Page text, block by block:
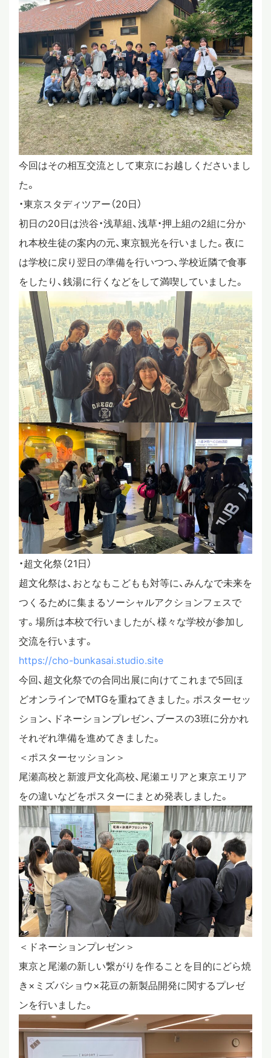
今回はその相互交流として東京にお越しくださいまし
た。
・東京スタディツアー（20日）
初日の20日は渋谷・浅草組、浅草・押上組の2組に分か
れ本校生徒の案内の元、東京観光を行いました。夜に
は学校に戻り翌日の準備を行いつつ、学校近隣で食事
をしたり、銭湯に行くなどをして満喫していました。
・超文化祭（21日）
超文化祭は、おとなもこどもも対等に、みんなで未来を
つくるために集まるソーシャルアクションフェスで
す。場所は本校で行いましたが、様々な学校が参加し
交流を行います。
https://cho-bunkasai.studio.site
今回、超文化祭での合同出展に向けてこれまで5回ほ
どオンラインでMTGを重ねてきました。ポスターセッ
ション、ドネーションプレゼン、ブースの3班に分かれ
それぞれ準備を進めてきました。
＜ポスターセッション＞
尾瀬高校と新渡戸文化高校、尾瀬エリアと東京エリア
をの違いなどをポスターにまとめ発表しました。
＜ドネーションプレゼン＞
東京と尾瀬の新しい繋がりを作ることを目的にどら焼
き×ミズバショウ×花豆の新製品開発に関するプレゼ
ンを行いました。